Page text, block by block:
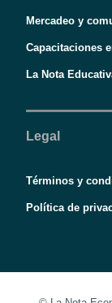
Mercadeo y
Capacitaciones
La Nota
Legal
Términos y
Política de